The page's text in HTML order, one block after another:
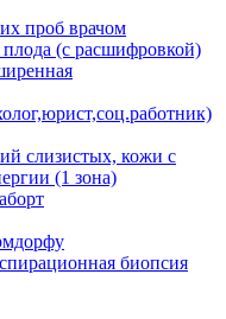
проб врачом
(с расшифровкой)
слизистых, кожи с
(1 зона)
биопсия